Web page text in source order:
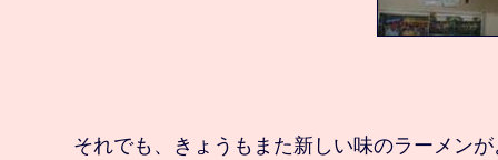
それでも、きょうもまた新しい味のラーメン